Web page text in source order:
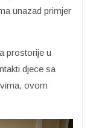
unazad primjer
prostorije u
djece sa
ovom